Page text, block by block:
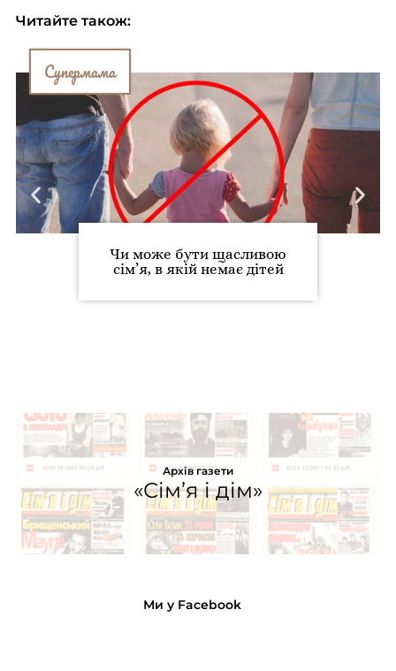
Читайте також:
Супермама
Чи може бути щасливою
сім’я, в якій немає дітей
Архів газети
«Сім’я і дім»
Ми у Facebook